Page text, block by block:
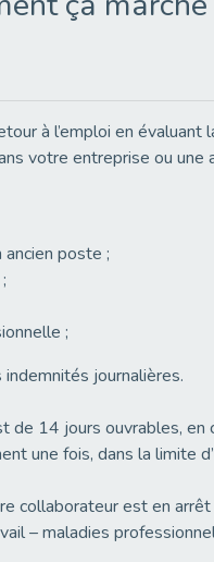
à l’emploi en
votre entreprise ou une
poste ;
;
journalières.
de 14 jours ouvrables,
une fois, dans la limite
collaborateur est en
– maladies